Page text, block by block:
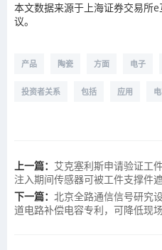
本文数据来源于上海证券交易所
议。
产品 陶瓷 方面 电子
投资者关系 包括 应用
上一篇： 艾克塞利斯申请验证工
注入期间传感器可被工件支撑件
下一篇： 北京全路通信信号研究
道电路补偿电容专利，可降低现